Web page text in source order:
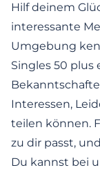
Hilf deinem
interessante
Umgebung
Singles 50
Interessen,
teilen können.
zu dir passt,
Du kannst bei